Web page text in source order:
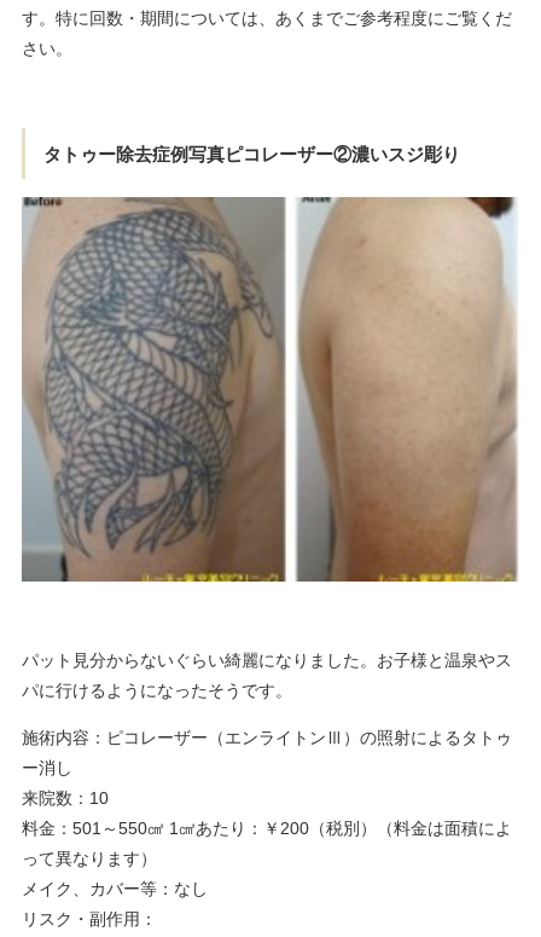
す。特に回数・期間については、あくまでご参考程度にご覧くだ
さい。
タトゥー除去症例写真ピコレーザー②濃いスジ彫り
パット見分からないぐらい綺麗になりました。お子様と温泉やス
パに行けるようになったそうです。
施術内容：ピコレーザー（エンライトンⅢ）の照射によるタトゥ
ー消し
来院数：10
料金：501～550㎠ 1㎠あたり：￥200（税別）（料金は面積によ
って異なります）
メイク、カバー等：なし
リスク・副作用：